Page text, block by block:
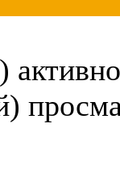
активно